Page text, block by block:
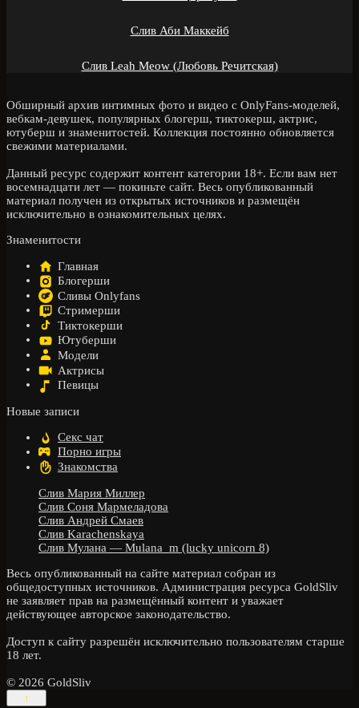
Слив Аби Маккейб
Слив Leah Meow (Любовь Речитская)
Обширный архив интимных фото и видео с OnlyFans-моделей,
вебкам-девушек, популярных блогерш, тиктокерш, актрис,
ютуберш и знаменитостей. Коллекция постоянно обновляется
свежими материалами.
Данный ресурс содержит контент категории 18+. Если вам нет
восемнадцати лет — покиньте сайт. Весь опубликованный
материал получен из открытых источников и размещён
исключительно в ознакомительных целях.
Знаменитости
Главная
Блогерши
Сливы Onlyfans
Стримерши
Тиктокерши
Ютуберши
Модели
Актрисы
Певицы
Новые записи
Секс чат
Порно игры
Знакомства
Слив Мария Миллер
Слив Соня Мармеладова
Слив Андрей Смаев
Слив Karachenskaya
Слив Мулана — Mulana_m (lucky unicorn 8)
Весь опубликованный на сайте материал собран из
общедоступных источников. Администрация ресурса GoldSliv
не заявляет прав на размещённый контент и уважает
действующее авторское законодательство.
Доступ к сайту разрешён исключительно пользователям старше
18 лет.
© 2026 GoldSliv